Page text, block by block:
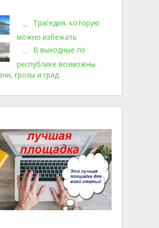
Трагедия, которую
можно избежать
В выходные по
республике возможны
грозы и град